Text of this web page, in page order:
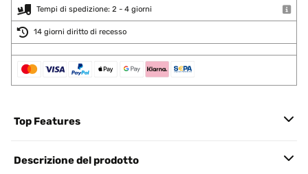
Tempi di spedizione: 2 - 4 giorni
14 giorni diritto di recesso
Top Features
Descrizione del prodotto